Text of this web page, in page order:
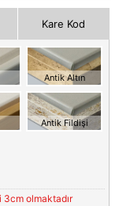
Kare Kod
Antik Altın
Antik Fildişi
olmaktadır